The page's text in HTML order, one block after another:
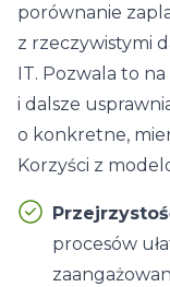
porównanie
z rzeczywistymi
IT. Pozwala to
i dalsze
o konkretne,
Korzyści z
procesów